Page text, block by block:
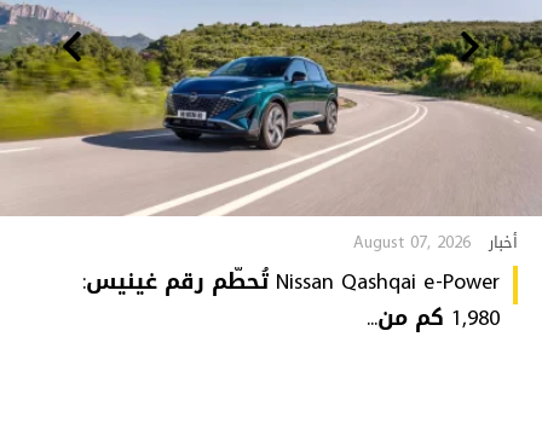
أخبار August 07, 2026
Nissan Qashqai e-Power تُحطّم رقم غينيس:
1,980 كم من...